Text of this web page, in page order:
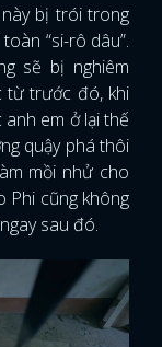
bị trói trong
“si-rô dâu”.
sẽ bị nghiêm
từ trước đó, khi
anh em ở lại thế
quậy phá thôi
mồi nhử cho
Phi cũng không
sau đó.